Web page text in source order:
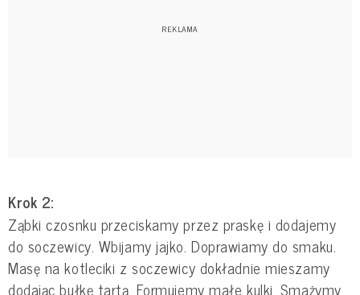
Krok 2:
Ząbki czosnku przeciskamy przez praskę i dodajemy
do soczewicy. Wbijamy jajko. Doprawiamy do smaku.
Masę na kotleciki z soczewicy dokładnie mieszamy
dodając bułkę tartą. Formujemy małe kulki. Smażymy